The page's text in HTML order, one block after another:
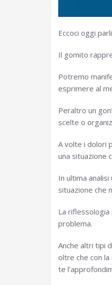
Eccoci oggi
Il gomito
Potremo
esprimere al
Peraltro un
scelte o
A volte i dolori
una situazione
In ultima
situazione che
La
problema.
Anche altri tipi
oltre che con
te